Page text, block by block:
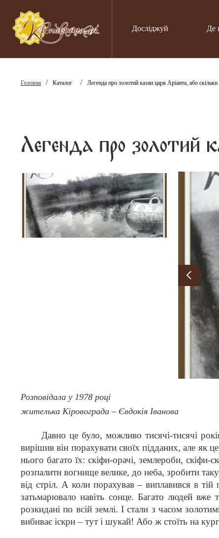
Досліджуй Де
Головна / Каталог / Легенда про золотий казан царя Аріанта, або скільки
Легенда про золотий
Розповідала у 1978 році
жителька Кіровограда – Євдокія Іванова
Давно це було, можливо тисячі-тисячі
вирішив він порахувати своїх підданих, але як
нього багато їх: скіфи-орачі, землероби, скіфи-
розпалити вогнище велике, до неба, зробити таку
від стріл. А коли порахував – виплавився в
затьмарювало навіть сонце. Багато людей
розкидані по всій землі. І стали з часом
вибиває іскри – тут і шукай! Або ж стоїть на